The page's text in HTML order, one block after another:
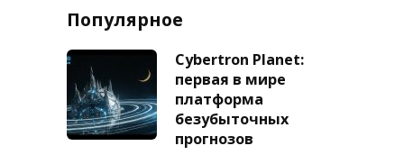
Популярное
Cybertron Planet:
первая в мире
платформа
безубыточных
прогнозов